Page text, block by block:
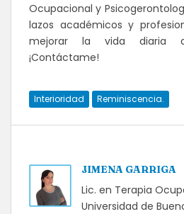
Ocupacional y
lazos académicos y
mejorar la vida diaria
¡Contáctame!
Interioridad Reminiscencia.
JIMENA GARRIGA
Lic. en Terapia
Universidad de